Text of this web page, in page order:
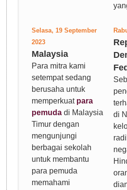
Selasa, 19 September
2023
Malaysia
Para mitra kami
setempat sedang
berusaha untuk
memperkuat para
pemudadi Malaysia
Timur dengan
mengunjungi
berbagai sekolah
untuk membantu
para pemuda
memahami
di